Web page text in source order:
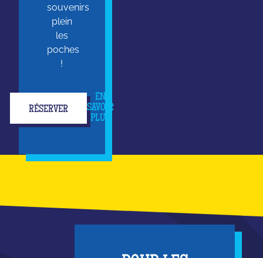
souvenirs
plein
les
poches
!
RÉSERVER
EN
SAVOIR
PLUS